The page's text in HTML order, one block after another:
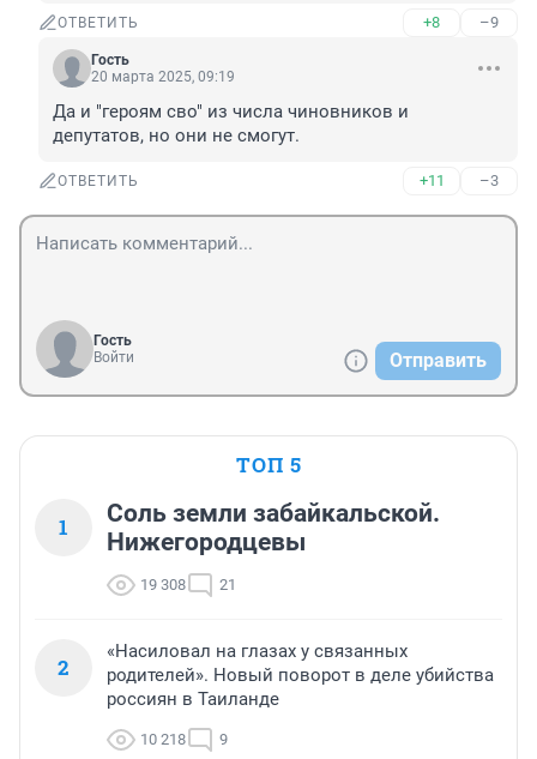
ОТВЕТИТЬ +8 –9
Гость
20 марта 2025, 09:19
Да и "героям сво" из числа чиновников и
депутатов, но они не смогут.
ОТВЕТИТЬ +11 –3
Гость
Войти
Отправить
ТОП 5
1
Соль земли забайкальской.
Нижегородцевы
19 308 21
2
«Насиловал на глазах у связанных
родителей». Новый поворот в деле убийства
россиян в Таиланде
10 218 9